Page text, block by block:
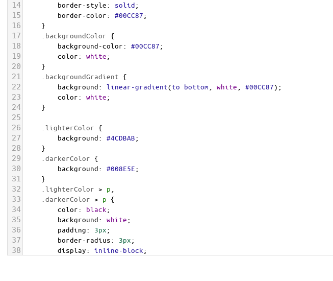
14 border-style: solid;
15 border-color: #00CC87;
16 }
17 .backgroundColor {
18 background-color: #00CC87;
19 color: white;
20 }
21 .backgroundGradient {
22 background: linear-gradient(to bottom white #00CC87);
23 color: white;
24 }
25
26
.lighterColor {
27 background: #4CDBAB;
28 }
29 .darkerColor {
30 background: #008E5E;
31 }
32 .lighterColor > p
33 .darkerColor > p {
34 color: black;
35 background: white;
36 padding: 3px;
37 border-radius: 3px;
38 display: inline-block;